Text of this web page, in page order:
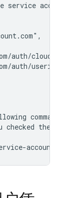
service account
auth/cloud-
auth/
command
checked the
-account